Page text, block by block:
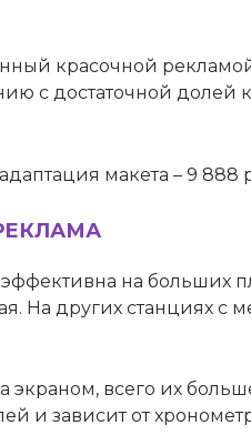
красочной
с достаточной долей
макета – 9 888
на больших
На других станциях
экраном, всего их
и зависит от